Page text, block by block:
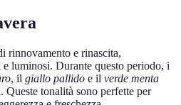
rinnovamento e rinascita,
luminosi. Durante questo periodo, i
, il giallo pallido e il verde menta
tonalità sono perfette per